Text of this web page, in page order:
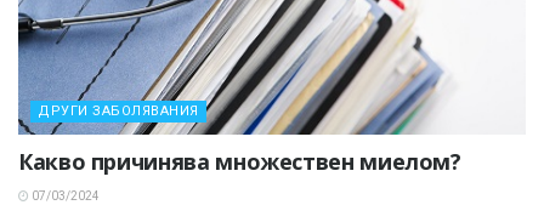
ДРУГИ ЗАБОЛЯВАНИЯ
Какво причинява множествен миелом?
07/03/2024